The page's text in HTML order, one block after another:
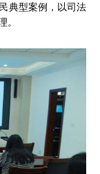
典型案例，以司法
。